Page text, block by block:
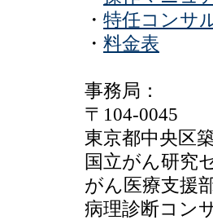
・ 特任コンサ
・ 料金表
事務局：
〒104-0045
東京都中央区
国立がん研究
がん医療支援
病理診断コン